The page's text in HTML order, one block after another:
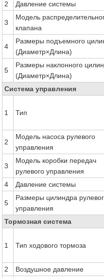
2
Давление системы
3
Модель
клапана
4
Размеры подъемного
(Диаметр×Длина)
5
Размеры наклонного
(Диаметр×Длина)
Система управления
1 Тип
2
Модель насоса рулевого
управления
3
Модель коробки передач
рулевого управления
4 Давление системы
5
Размеры цилиндра
управления
Тормозная система
1 Тип ходового тормоза
2
Воздушное давление